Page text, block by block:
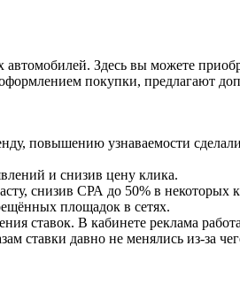
Здесь вы можете
покупки, предлагают
повышению узнаваемости
и снизив цену клика.
снизив СРА до 50% в некоторых
площадок в сетях.
ставок. В кабинете реклама
ставки давно не менялись из-за